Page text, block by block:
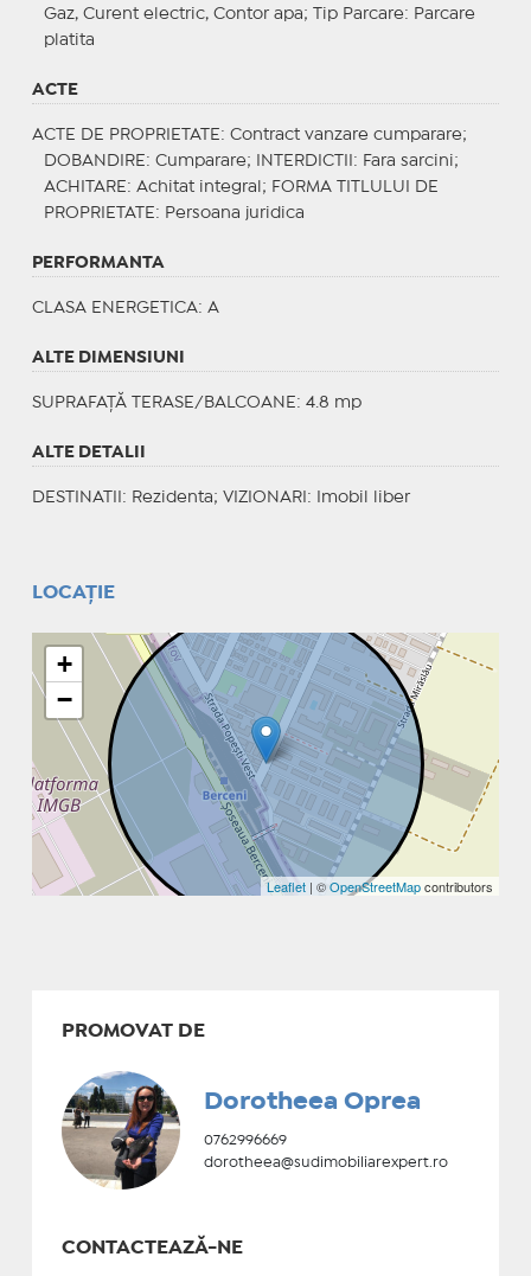
Gaz, Curent electric, Contor apa;
Tip Parcare: Parcare
platita
ACTE
ACTE DE PROPRIETATE : Contract vanzare cumparare;
DOBANDIRE : Cumparare; INTERDICTII : Fara sarcini;
ACHITARE : Achitat integral; FORMA TITLULUI DE
PROPRIETATE : Persoana juridica
PERFORMANTA
CLASA ENERGETICA: A
ALTE DIMENSIUNI
SUPRAFAȚĂ TERASE/BALCOANE: 4.8 mp
ALTE DETALII
DESTINATII : Rezidenta; VIZIONARI : Imobil liber
LOCAȚIE
+
−
Leaflet | ©OpenStreetMapcontributors
PROMOVAT DE
Dorotheea Oprea
0762996669
dorotheea@sudimobiliarexpert.ro
CONTACTEAZĂ-NE